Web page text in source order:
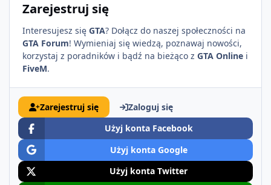
Zarejestruj się
Interesujesz się GTA? Dołącz do naszej społeczności na
GTA Forum! Wymieniaj się wiedzą, poznawaj nowości,
korzystaj z poradników i bądź na bieżąco z GTA Online i
FiveM.
Zarejestruj się
Zaloguj się
Użyj konta Facebook
Użyj konta Google
Użyj konta Twitter